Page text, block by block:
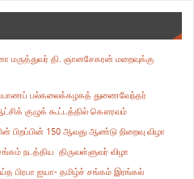
மருத்துவர் தி. ஞானசேகரன் மறைவுக்கு
பல்கலைக்கழகத் துணைவேந்தர்
குழுக் கூட்டத்தில் கௌரவம்
பிறப்பின் 150 ஆவது ஆண்டு நிறைவு விழா
நடத்திய திருவள்ளுவர் விழா
பிரபா ஐயா- தமிழ்ச் சங்கம் இரங்கல்